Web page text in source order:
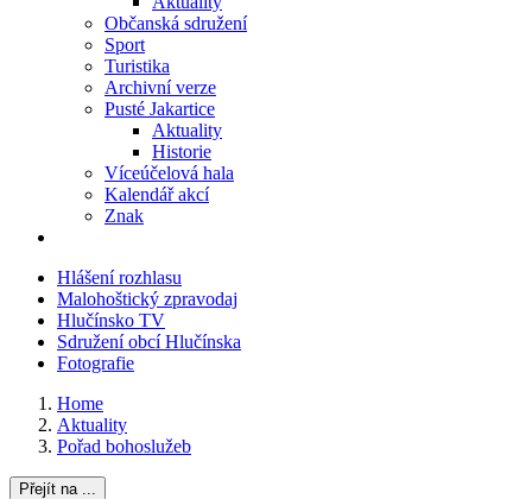
Občanská sdružení
Sport
Turistika
Archivní verze
Pusté Jakartice
Aktuality
Historie
Víceúčelová hala
Kalendář akcí
Znak
Hlášení rozhlasu
Malohoštický zpravodaj
Hlučínsko TV
Sdružení obcí Hlučínska
Fotografie
Home
Aktuality
Pořad bohoslužeb
Přejít na ...